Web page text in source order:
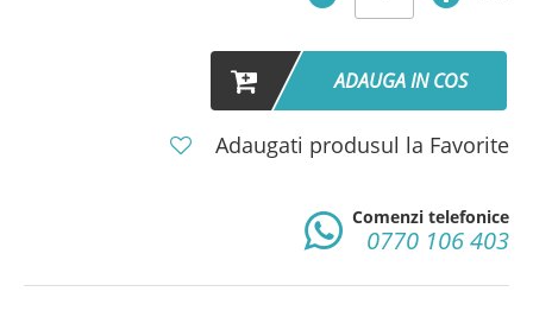
ADAUGA IN COS
Adaugati produsul la Favorite
Comenzi telefonice
0770 106 403